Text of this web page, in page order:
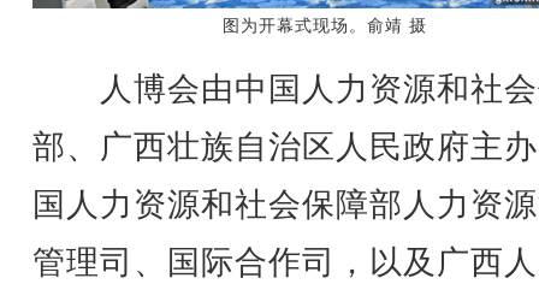
图为开幕式现场。俞靖 摄
人博会由中国人力资源和社
部、广西壮族自治区人民政府主
国人力资源和社会保障部人力资
管理司、国际合作司，以及广西